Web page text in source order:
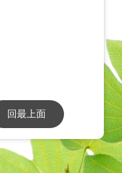
回最上面